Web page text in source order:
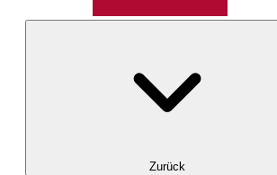
Zurück